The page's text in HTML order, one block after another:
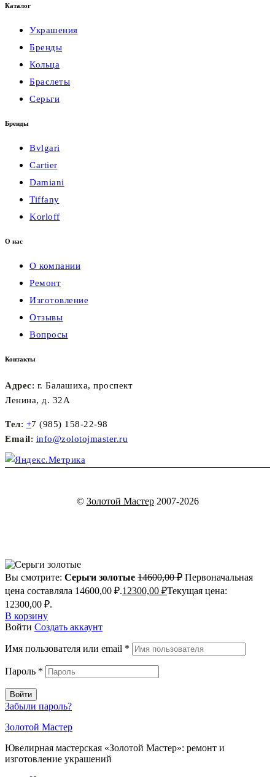
Каталог
Украшения
Бренды
Кольца
Браслеты
Серьги
Бренды
Bvlgari
Cartier
Damiani
Tiffany
Korloff
О нас
О компании
Ремонт
Изготовление
Отзывы
Вопросы
Контакты
Адрес: г. Балашиха, проспект
Ленина, д. 32А
Тел: +7 (985) 158-22-98
Email: info@zolotojmaster.ru
© Золотой Мастер2007-2026
Вы смотрите: Серьги золотые 14600,00₽ Первоначальная
цена составляла 14600,00 ₽.12300,00 ₽Текущая цена:
12300,00 ₽.
В корзину
Войти Создать аккаунт
Имя пользователя или email *
Пароль *
Войти
Забыли пароль?
Золотой Мастер
Ювелирная мастерская «Золотой Мастер»: ремонт и
изготовление украшений